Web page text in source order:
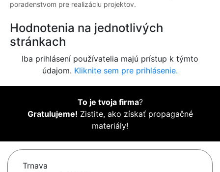
poradenstvom pre realizáciu projektov.
Hodnotenia na jednotlivých
stránkach
Iba prihlásení používatelia majú prístup k týmto
údajom. Kliknite sem pre prihlásenie.
To je tvoja firma?
Gratulujeme! Zistite, ako získať propagačné
materiály!
Trnava